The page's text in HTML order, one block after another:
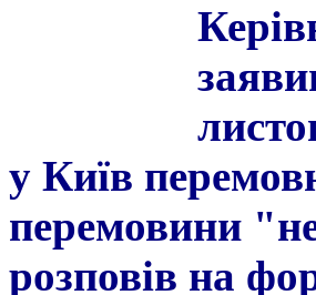
у Київ
перемовини
розповів на